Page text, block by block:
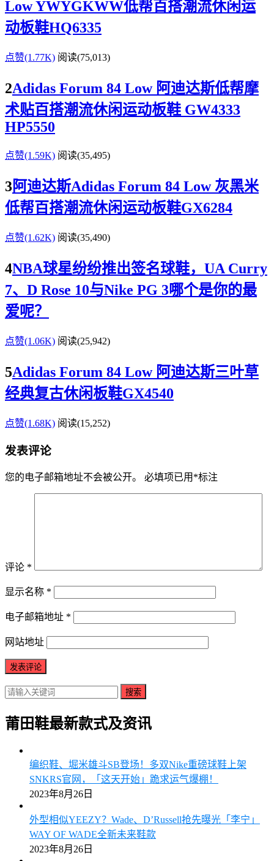
Low YWYGKWW低帮百搭潮流休闲运
动板鞋HQ6335
点赞(1.77K) 阅读(75,013)
2Adidas Forum 84 Low 阿迪达斯低帮摩
术贴百搭潮流休闲运动板鞋 GW4333
HP5550
点赞(1.59K) 阅读(35,495)
3阿迪达斯Adidas Forum 84 Low 灰黑米
低帮百搭潮流休闲运动板鞋GX6284
点赞(1.62K) 阅读(35,490)
4NBA球星纷纷推出签名球鞋，UA Curry
7、D Rose 10与Nike PG 3哪个是你的最
爱呢？
点赞(1.06K) 阅读(25,942)
5Adidas Forum 84 Low 阿迪达斯三叶草
经典复古休闲板鞋GX4540
点赞(1.68K) 阅读(15,252)
发表评论
您的电子邮箱地址不会被公开。 必填项已用 *标注
评论 *
显示名称 *
电子邮箱地址 *
网站地址
搜索
莆田鞋最新款式及资讯
编织鞋、堀米雄斗SB登场！多双Nike重磅球鞋上架
SNKRS官网，「这天开始」跪求运气爆棚！
2023年8月26日
外型相似YEEZY？Wade、D’Russell抢先曝光「李宁」
WAY OF WADE全新未来鞋款
2023年8月26日